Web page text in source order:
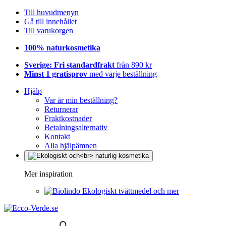
Till huvudmenyn
Gå till innehållet
Till varukorgen
100% naturkosmetika
Sverige: Fri standardfrakt från 890 kr
Minst 1 gratisprov med varje beställning
Hjälp
Var är min beställning?
Returnerar
Fraktkostnader
Betalningsalternativ
Kontakt
Alla hjälpämnen
Mer inspiration
Ekologiskt tvättmedel och mer